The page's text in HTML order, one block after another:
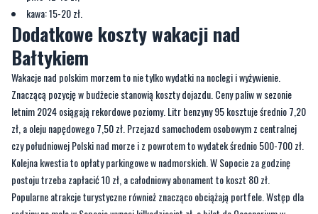
Bałtykiem
Wakacje nad polskim morzem to nie tylko wydatki na noclegi i wyżywienie.
Znaczącą pozycję w budżecie stanowią koszty dojazdu. Ceny paliw w sezonie
letnim 2024 osiągają rekordowe poziomy. Litr benzyny 95 kosztuje średnio 7,20
zł, a oleju napędowego 7,50 zł. Przejazd samochodem osobowym z centralnej
czy południowej Polski nad morze i z powrotem to wydatek średnio 500-700 zł.
Kolejna kwestia to opłaty parkingowe w nadmorskich. W Sopocie za godzinę
postoju trzeba zapłacić 10 zł, a całodniowy abonament to koszt 80 zł.
Popularne atrakcje turystyczne również znacząco obciążają portfele. Wstęp dla
rodziny na molo w Sopocie wynosi kilkadziesiąt zł, a bilet do Oceanarium w
Gdyni kosztuje ponad 120 zł dla rodziny 2+2. Pamiątki i gadżety to kolejny spory
wydatek — popularna maskotka foki to koszt 50-70 zł.